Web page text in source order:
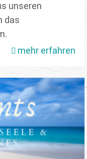
unseren
das
mehr erfahren